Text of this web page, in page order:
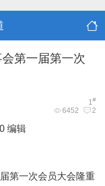
第一届第一次
1#
6452 2
编辑
第一次会员大会隆重